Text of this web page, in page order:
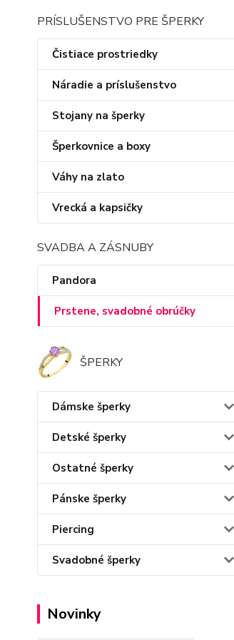
PRÍSLUŠENSTVO PRE ŠPERKY
Čistiace prostriedky
Náradie a príslušenstvo
Stojany na šperky
Šperkovnice a boxy
Váhy na zlato
Vrecká a kapsičky
SVADBA A ZÁSNUBY
Pandora
Prstene, svadobné obrúčky
ŠPERKY
Dámske šperky
Detské šperky
Ostatné šperky
Pánske šperky
Piercing
Svadobné šperky
Novinky